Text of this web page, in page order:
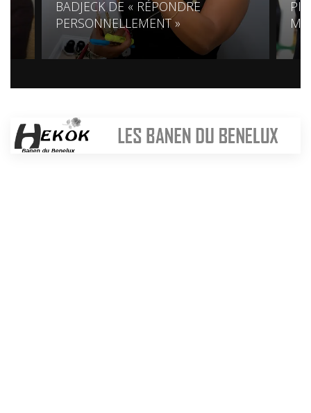
BADJECK DE « RÉPONDRE
PERSONNELLEMENT »